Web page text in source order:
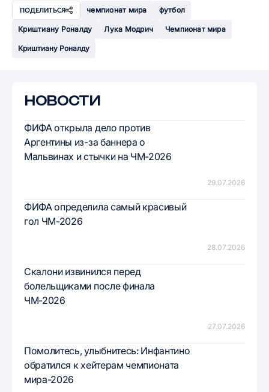
ПОДЕЛИТЬСЯ чемпионат мира футбол
Криштиану Роналду Лука Модрич Чемпионат мира
Криштиану Роналду
НОВОСТИ
29.07.2026
ФИФА открыла дело против
Аргентины из-за баннера о
Мальвинах и стычки на ЧМ-2026
28.07.2026
ФИФА определила самый красивый
гол ЧМ-2026
27.07.2026
Скалони извинился перед
болельщиками после финала
ЧМ-2026
Помолитесь, улыбнитесь: Инфантино
обратился к хейтерам чемпионата
мира-2026